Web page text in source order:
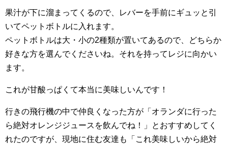
果汁が下に溜まってくるので、レバーを手前にギュッと引
いてペットボトルに入れます。
ペットボトルは大・小の2種類が置いてあるので、どちらか
好きな方を選んでくださいね。それを持ってレジに向かい
ます。
これが甘酸っぱくて本当に美味しいんです！
行きの飛行機の中で仲良くなった方が「オランダに行った
ら絶対オレンジジュースを飲んでね！」とおすすめしてく
れたのですが、現地に住む友達も「これ美味しいから絶対